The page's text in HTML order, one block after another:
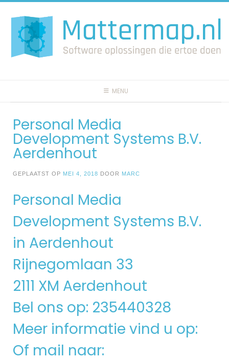
naar
inhoud
MENU
Personal Media
Development Systems B.V.
Aerdenhout
GEPLAATST OP MEI 4, 2018 DOOR MARC
Personal Media
Development Systems B.V.
in Aerdenhout
Rijnegomlaan 33
2111 XM Aerdenhout
Bel ons op: 235440328
Meer informatie vind u op:
Of mail naar: